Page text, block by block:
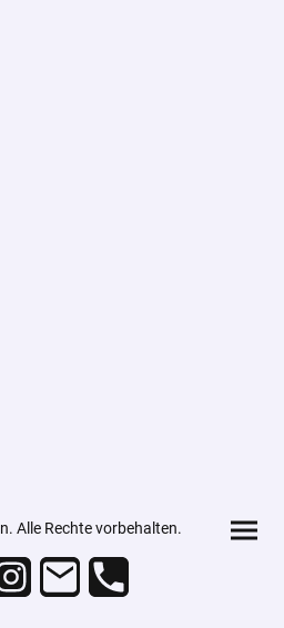
Alle Rechte vorbehalten.